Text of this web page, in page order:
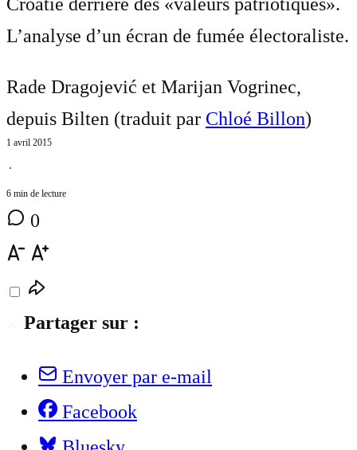
Croatie derrière des «valeurs patriotiques».
L’analyse d’un écran de fumée électoraliste.
Rade Dragojević et Marijan Vogrinec,
depuis Bilten (traduit par Chloé Billon)
1 avril 2015
⋅
6 min de lecture
0
Partager sur :
Envoyer par e-mail
Facebook